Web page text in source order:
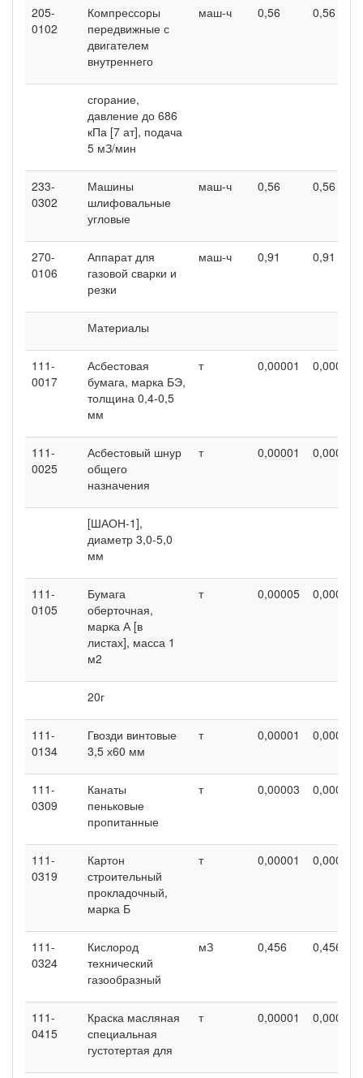
205-
0102
Компрессоры
передвижные с
двигателем
внутреннего
маш-ч 0,56 0,56
сгорание,
давление до 686
кПа [7 ат], подача
5 мЗ/мин
233-
0302
Машины
шлифовальные
угловые
маш-ч 0,56 0,56
270-
0106
Аппарат для
газовой сварки и
резки
маш-ч 0,91 0,91
Материалы
111-
0017
Асбестовая
бумага, марка БЭ,
толщина 0,4-0,5
мм
т 0,00001 0,00001
111-
0025
Асбестовый шнур
общего
назначения
т 0,00001 0,00001
[ШАОН-1],
диаметр 3,0-5,0
мм
111-
0105
Бумага
оберточная,
марка А [в
листах], масса 1
м2
т 0,00005 0,00005
20г
111-
0134
Гвозди винтовые
3,5 х60 мм
т 0,00001 0,00001
111-
0309
Канаты
пеньковые
пропитанные
т 0,00003 0,00003
111-
0319
Картон
строительный
прокладочный,
марка Б
т 0,00001 0,00001
111-
0324
Кислород
технический
газообразный
мЗ 0,456 0,456
111-
0415
Краска масляная
специальная
густотертая для
т 0,00001 0,00001